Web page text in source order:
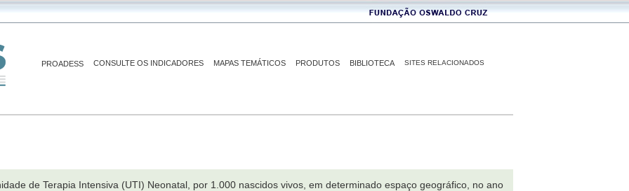
PROADESS CONSULTE OS INDICADORES MAPAS TEMÁTICOS PRODUTOS BIBLIOTECA SITES RELACIONADOS
de Terapia Intensiva (UTI) Neonatal, por 1.000 nascidos vivos, em determinado espaço geográfico, no ano